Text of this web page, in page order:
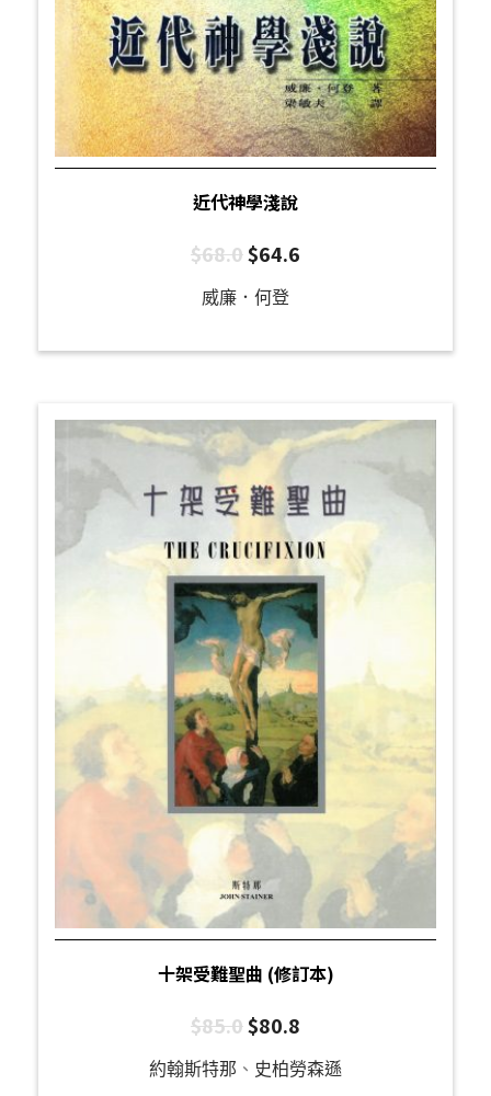
近代神學淺說
$68.0$64.6
威廉．何登
十架受難聖曲 (修訂本)
$85.0$80.8
約翰斯特那 、 史柏勞森遜